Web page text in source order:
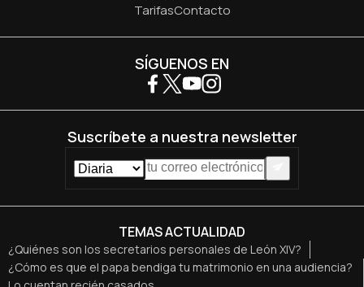
TarifasContacto
TEMAS ACTUALIDAD
¿Quiénes son los secretarios personales de León XIV?
¿Cómo es que el papa bendiga tu matrimonio en una audiencia?
SÍGUENOS EN
Suscríbete a nuestra newsletter